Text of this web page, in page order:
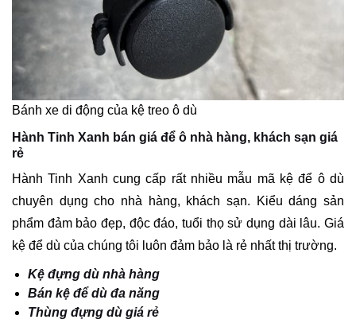
Bánh xe di động của kệ treo ô dù
Hành Tinh Xanh bán giá để ô nhà hàng, khách sạn giá
rẻ
Hành Tinh Xanh cung cấp rất nhiều mẫu mã kệ để ô dù
chuyên dụng cho nhà hàng, khách sạn. Kiểu dáng sản
phẩm đảm bảo đẹp, độc đáo, tuổi thọ sử dụng dài lâu. Giá
kệ để dù của chúng tôi luôn đảm bảo là rẻ nhất thị trường.
Kệ đựng dù nhà hàng
Bán kệ để dù đa năng
Thùng đựng dù giá rẻ